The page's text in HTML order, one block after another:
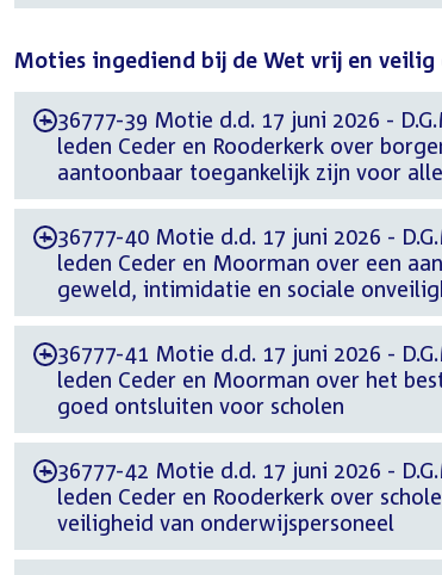
Moties ingediend bij de Wet vrij en veilig
-36777-39 Motie d.d. 17 juni 2026 -
leden Ceder en Rooderkerk over
aantoonbaar toegankelijk zijn voor
-36777-40 Motie d.d. 17 juni 2026 -
leden Ceder en Moorman over een
geweld, intimidatie en sociale
-36777-41 Motie d.d. 17 juni 2026 -
leden Ceder en Moorman over het
goed ontsluiten voor scholen
-36777-42 Motie d.d. 17 juni 2026 -
leden Ceder en Rooderkerk over
veiligheid van onderwijspersoneel